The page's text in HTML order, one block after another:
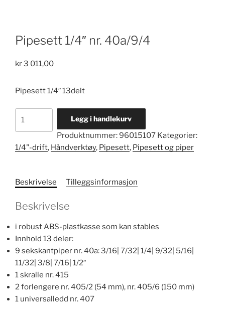
Pipesett 1/4″ nr. 40a/9/4
kr3 011,00
Pipesett 1/4″ 13delt
40a/9/4
Legg i handlekurv
Produktnummer:96015107 Kategorier:
1/4"-drift, Håndverktøy, Pipesett, Pipesett og piper
Beskrivelse Tilleggsinformasjon
Beskrivelse
i robust ABS-plastkasse som kan stables
Innhold 13 deler:
9 sekskantpiper nr. 40a: 3/16| 7/32| 1/4| 9/32| 5/16|
11/32| 3/8| 7/16| 1/2″
1 skralle nr. 415
2 forlengere nr. 405/2 (54 mm), nr. 405/6 (150 mm)
1 universalledd nr. 407